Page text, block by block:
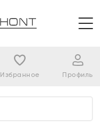
Избранное Профиль